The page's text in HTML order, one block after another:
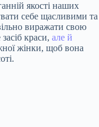
якості наших
себе щасливими та
виражати свою
краси, але й
жінки, щоб вона